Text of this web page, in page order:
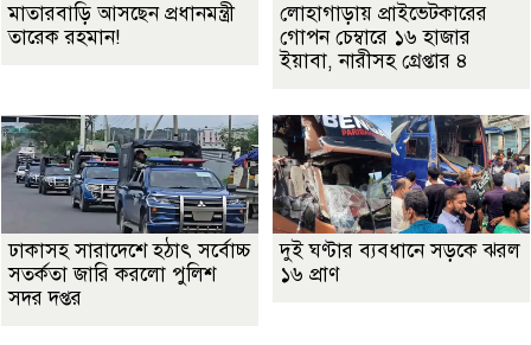
মাতারবাড়ি আসছেন প্রধানমন্ত্রী
তারেক রহমান!
লোহাগাড়ায় প্রাইভেটকারের
গোপন চেম্বারে ১৬ হাজার
ইয়াবা, নারীসহ গ্রেপ্তার ৪
ঢাকাসহ সারাদেশে হঠাৎ সর্বোচ্চ
সতর্কতা জা‌রি করলো পুলিশ
সদর দপ্তর
দুই ঘণ্টার ব্যবধানে সড়কে ঝরল
১৬ প্রাণ